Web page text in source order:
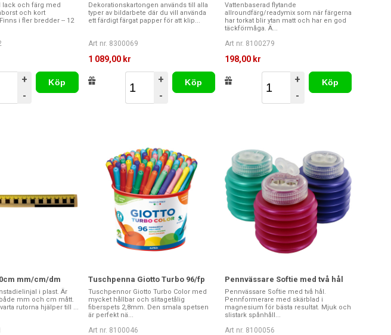
lack och färg med
och kort
i fler bredder -- 12
+
-
Köp
Dekorationskartongen används till alla
typer av bildarbete där du vill använda
ett färdigt färgat papper för att klip...
Art nr. 8300069
1 089,00 kr
+
-
Köp
Vattenbaserad flytande
allroundfärg/readymix som när färgerna
har torkat blir ytan matt och har en god
täckförmåga. Ä...
Art nr. 8100279
198,00 kr
+
-
Köp
mm/cm/dm
i plast. Är
mm och cm mått.
rutorna hjälper till ...
Tuschpenna Giotto Turbo 96/fp
Tuschpennor Giotto Turbo Color med
mycket hållbar och slitagetålig
fiberspets 2,8mm. Den smala spetsen
är perfekt nä...
Art nr. 8100046
Pennvässare Softie med två hål
Pennvässare Softie med två hål.
Pennformerare med skärblad i
magnesium för bästa resultat. Mjuk och
slistark spånhåll...
Art nr. 8100056